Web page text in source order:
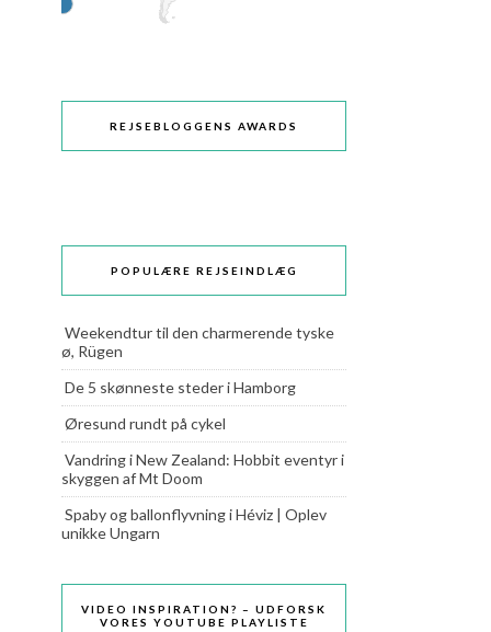
REJSEBLOGGENS AWARDS
POPULÆRE REJSEINDLÆG
Weekendtur til den charmerende tyske
ø, Rügen
De 5 skønneste steder i Hamborg
Øresund rundt på cykel
Vandring i New Zealand: Hobbit eventyr i
skyggen af Mt Doom
Spaby og ballonflyvning i Héviz | Oplev
unikke Ungarn
VIDEO INSPIRATION? – UDFORSK
VORES YOUTUBE PLAYLISTE